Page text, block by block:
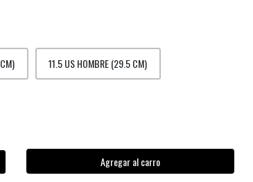
11.5 US HOMBRE (29.5 CM)
Agregar al carro